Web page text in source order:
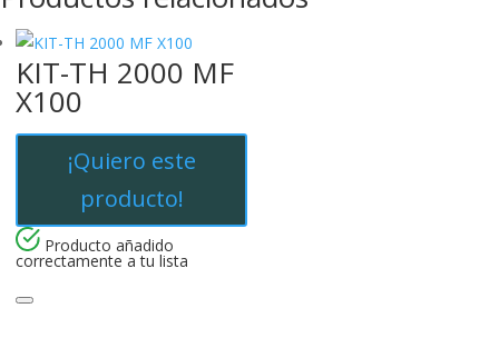
KIT-TH 2000 MF
X100
¡Quiero este
producto!
Producto añadido
correctamente a tu lista